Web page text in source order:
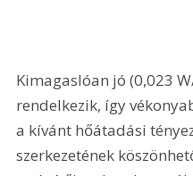
Kimagaslóan jó (0,023
rendelkezik, így
a kívánt hőátadási
szerkezetének